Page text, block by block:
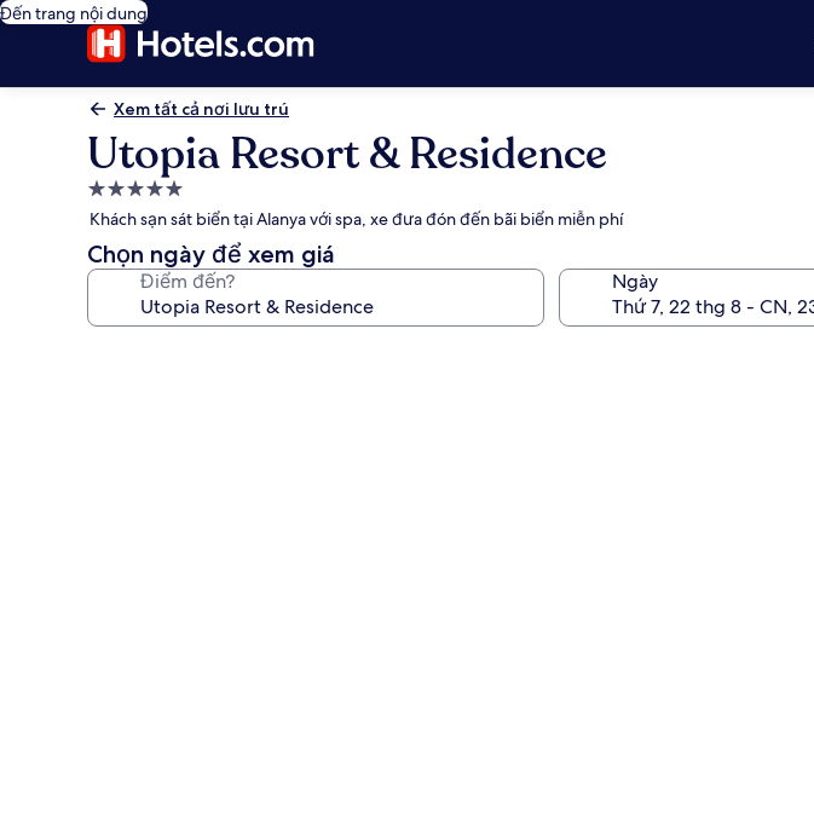
Đến trang nội dung
Xem tất cả nơi lưu trú
Utopia Resort & Residence
Nơi
lưu
trú
5.0
Khách sạn sát biển tại Alanya với spa, xe đưa đón đến bãi biển miễn phí
Chọn ngày để xem giá
Điểm đến? Ngày